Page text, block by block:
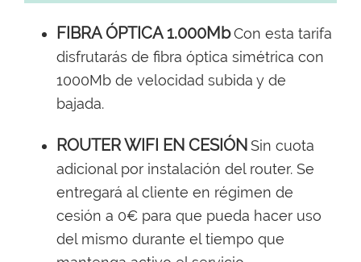
FIBRA ÓPTICA 1.000MbCon esta tarifa
disfrutarás de fibra óptica simétrica con
1000Mb de velocidad subida y de
bajada.
ROUTER WIFI EN CESIÓN Sin cuota
adicional por instalación del router. Se
entregará al cliente en régimen de
cesión a 0€ para que pueda hacer uso
del mismo durante el tiempo que